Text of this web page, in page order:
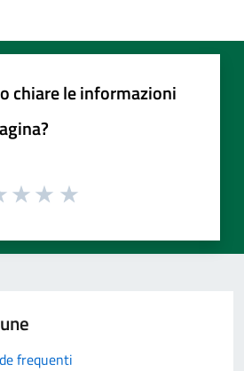
chiare le informazioni
frequenti